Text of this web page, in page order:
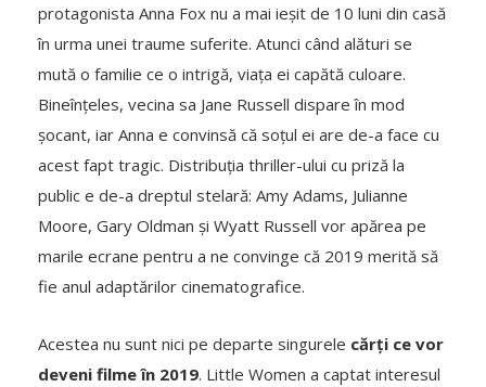
protagonista Anna Fox nu a mai ieșit de 10 luni din casă
în urma unei traume suferite. Atunci când alături se
mută o familie ce o intrigă, viața ei capătă culoare.
Bineînțeles, vecina sa Jane Russell dispare în mod
șocant, iar Anna e convinsă că soțul ei are de-a face cu
acest fapt tragic. Distribuția thriller-ului cu priză la
public e de-a dreptul stelară: Amy Adams, Julianne
Moore, Gary Oldman și Wyatt Russell vor apărea pe
marile ecrane pentru a ne convinge că 2019 merită să
fie anul adaptărilor cinematografice.
Acestea nu sunt nici pe departe singurele cărți ce vor
deveni filme în 2019. Little Women a captat interesul